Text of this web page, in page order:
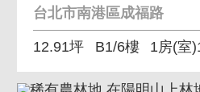
台北市南港區成福路
12.91坪 B1/6樓 1房(室